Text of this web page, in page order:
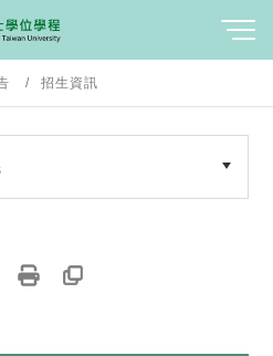
招生資訊